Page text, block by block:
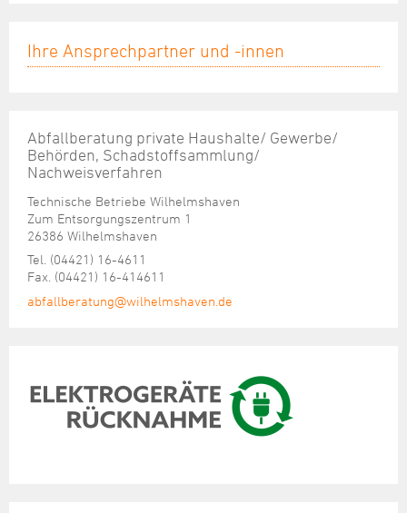
Ihre Ansprechpartner und -innen
Abfallberatung private Haushalte/ Gewerbe/
Behörden, Schadstoffsammlung/
Nachweisverfahren
Technische Betriebe Wilhelmshaven
Zum Entsorgungszentrum 1
26386 Wilhelmshaven
Tel. (04421) 16-4611
Fax. (04421) 16-414611
abfallberatung@wilhelmshaven.de